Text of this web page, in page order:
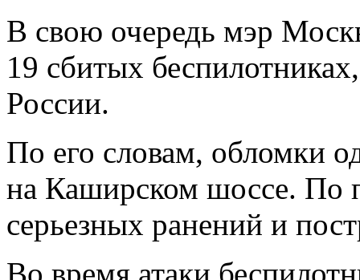
В свою очередь мэр
19 сбитых
России.
По его словам, обломки
на Каширском шоссе. По
серьезных ранений и
Во время атаки